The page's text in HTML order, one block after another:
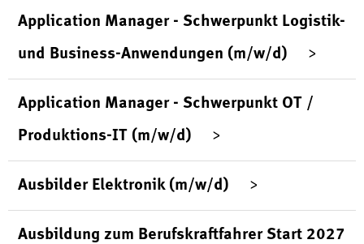
Application Manager - Schwerpunkt Logistik-
und Business-Anwendungen (m/w/d)
Application Manager - Schwerpunkt OT /
Produktions-IT (m/w/d)
Ausbilder Elektronik (m/w/d)
Ausbildung zum Berufskraftfahrer Start 2027